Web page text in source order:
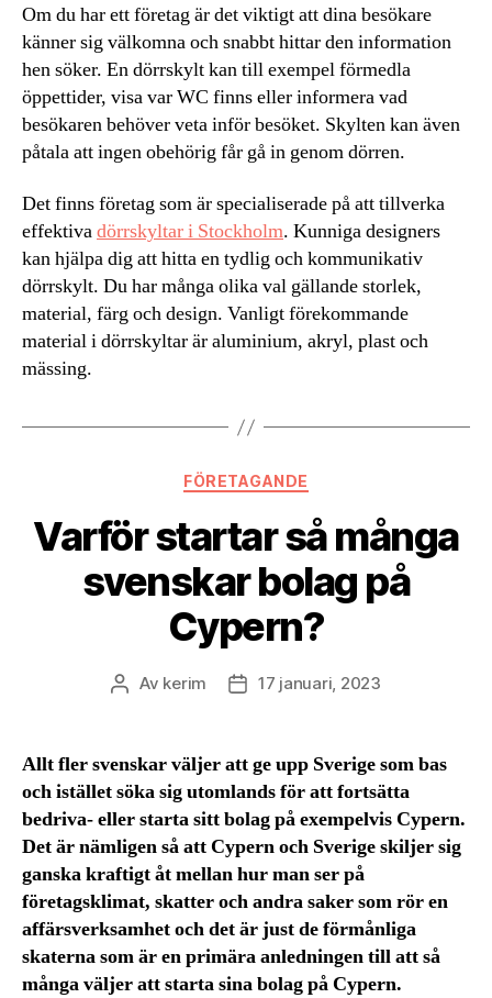
Om du har ett företag är det viktigt att dina besökare
känner sig välkomna och snabbt hittar den information
hen söker. En dörrskylt kan till exempel förmedla
öppettider, visa var WC finns eller informera vad
besökaren behöver veta inför besöket. Skylten kan även
påtala att ingen obehörig får gå in genom dörren.
Det finns företag som är specialiserade på att tillverka
effektivadörrskyltar i Stockholm. Kunniga designers
kan hjälpa dig att hitta en tydlig och kommunikativ
dörrskylt. Du har många olika val gällande storlek,
material, färg och design. Vanligt förekommande
material i dörrskyltar är aluminium, akryl, plast och
mässing.
Kategorier
FÖRETAGANDE
Varför startar så många
svenskar bolag på
Cypern?
Inläggsförfattare
Av kerim Inläggsdatum
17 januari, 2023
Allt fler svenskar väljer att ge upp Sverige som bas
och istället söka sig utomlands för att fortsätta
bedriva- eller starta sitt bolag på exempelvis Cypern.
Det är nämligen så att Cypern och Sverige skiljer sig
ganska kraftigt åt mellan hur man ser på
företagsklimat, skatter och andra saker som rör en
affärsverksamhet och det är just de förmånliga
skaterna som är en primära anledningen till att så
många väljer att starta sina bolag på Cypern.